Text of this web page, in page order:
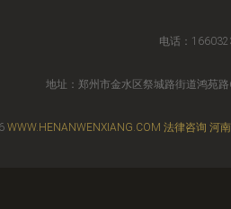
电话：
地址：郑州市金水区祭城路街道鸿苑
WWW.HENANWENXIANG.COM 法律咨询 河